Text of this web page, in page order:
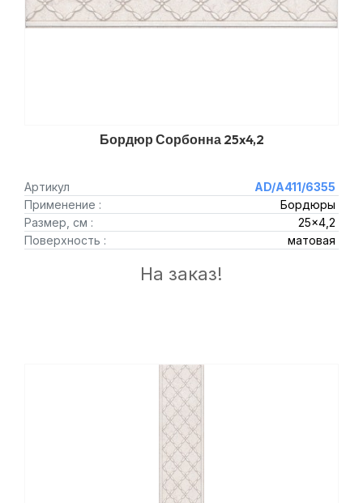
Бордюр Сорбонна 25x4,2
Артикул
AD/A411/6355
Применение :
Бордюры
Размер, см :
25x4,2
Поверхность :
матовая
На заказ!